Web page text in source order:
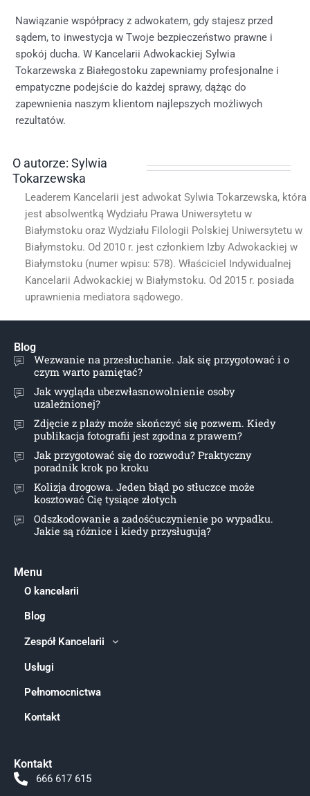
Nawiązanie współpracy z adwokatem, gdy stajesz przed
sądem, to inwestycja w Twoje bezpieczeństwo prawne i
spokój ducha. W Kancelarii Adwokackiej Sylwia
Tokarzewska z Białegostoku zapewniamy profesjonalne i
empatyczne podejście do każdej sprawy, dążąc do
zapewnienia naszym klientom najlepszych możliwych
rezultatów.
O autorze: Sylwia
Tokarzewska
Leaderem Kancelarii jest adwokat Sylwia Tokarzewska, która
jest absolwentką Wydziału Prawa Uniwersytetu w
Białymstoku oraz Wydziału Filologii Polskiej Uniwersytetu w
Białymstoku. Od 2010 r. jest członkiem Izby Adwokackiej w
Białymstoku (numer wpisu: 578). Właściciel Indywidualnej
Kancelarii Adwokackiej w Białymstoku. Od 2015 r. posiada
uprawnienia mediatora sądowego.
Blog
Wezwanie na przesłuchanie. Jak się przygotować i o
czym warto pamiętać?
Jak wygląda ubezwłasnowolnienie osoby
uzależnionej?
Zdjęcie z plaży może skończyć się pozwem. Kiedy
publikacja fotografii jest zgodna z prawem?
Jak przygotować się do rozwodu? Praktyczny
poradnik krok po kroku
Kolizja drogowa. Jeden błąd po stłuczce może
kosztować Cię tysiące złotych
Odszkodowanie a zadośćuczynienie po wypadku.
Jakie są różnice i kiedy przysługują?
Menu
O kancelarii
Blog
Zespół Kancelarii
Usługi
Pełnomocnictwa
Kontakt
Kontakt
666 617 615